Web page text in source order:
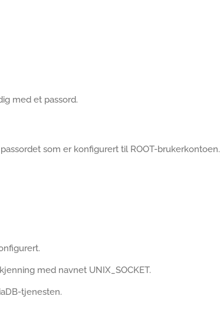
med et passord.
som er konfigurert til ROOT-brukerkontoen.
med navnet UNIX_SOCKET.
tjenesten.